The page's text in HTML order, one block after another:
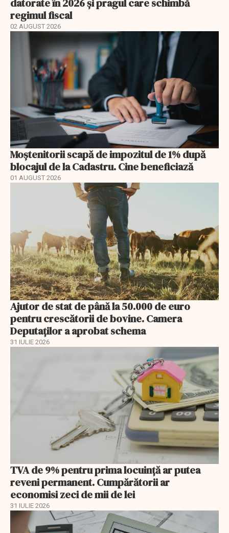
regimul fiscal
02 AUGUST 2026
Moștenitorii scapă de impozitul de 1% după
blocajul de la Cadastru. Cine beneficiază
01 AUGUST 2026
Ajutor de stat de până la 50.000 de euro
pentru crescătorii de bovine. Camera
Deputaților a aprobat schema
31 IULIE 2026
TVA de 9% pentru prima locuință ar putea
reveni permanent. Cumpărătorii ar
economisi zeci de mii de lei
31 IULIE 2026